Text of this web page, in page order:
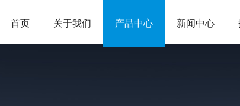
首页 关于我们 产品中心 新闻中心